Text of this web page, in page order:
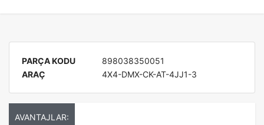
PARÇA KODU
898038350051
ARAÇ
4X4-DMX-CK-AT-4JJ1-3
AVANTAJLAR: